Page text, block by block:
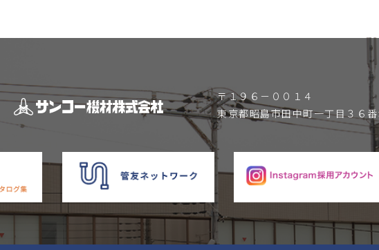
〒１９６－００１４
東京都昭島市田中町一丁目３６